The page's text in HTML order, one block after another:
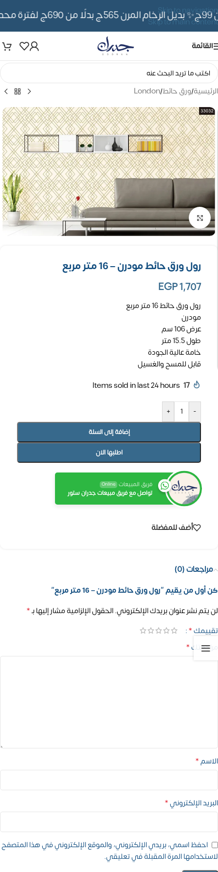
Skip to navigation
Skip to main content
✨ بديل الرخام المرن 565ج بدلًا من 690ج لفترة محدوده
القائمة
الرئيسية/ورق حائط/
London
تكبير الصورة
رول ورق حائط مودرن – 16 متر مربع
EGP1,707
رول ورق حائط 16 متر مربع
مودرن
عرض 106 سم
طول 15.5 متر
خامة عالية الجودة
قابل للمسح والغسيل
17
Items sold in last 24 hours
-
+
إضافة إلى السلة
اطلبها الان
فريق المبيعات Online
تواصل مع فريق مبيعات جدران ستور
أضف للمفضلة
مراجعات (0)
كن أول من يقيم “رول ورق حائط مودرن – 16 متر مربع”
لن يتم نشر عنوان بريدك الإلكتروني.الحقول الإلزامية مشار إليها بـ*
تقييمك*
مراجعتك*
الاسم*
البريد الإلكتروني*
احفظ اسمي، بريدي الإلكتروني، والموقع الإلكتروني في هذا المتصفح
لاستخدامها المرة المقبلة في تعليقي.